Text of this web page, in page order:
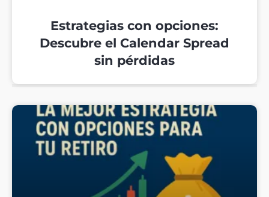
Estrategias con opciones:
Descubre el Calendar Spread
sin pérdidas